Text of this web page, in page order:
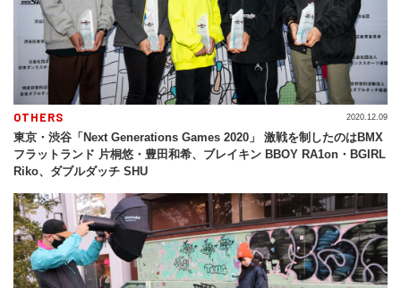
OTHERS
東京・渋谷「Next Generations Games 2020」 激戦を制したのはBMX
フラットランド 片桐悠・豊田和希、ブレイキン BBOY RA1on・BGIRL
Riko、ダブルダッチ SHU
2020.12.09